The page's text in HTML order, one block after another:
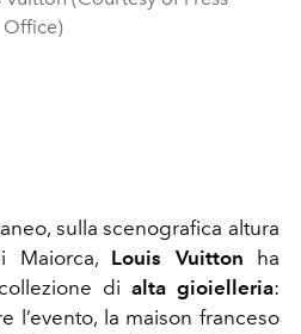
Office)
sulla scenografica altura
Maiorca, Louis Vuitton ha
dialta gioielleria:
l’evento, la maison franceso